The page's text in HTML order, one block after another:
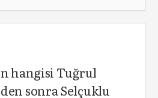
hangisi Tuğrul
sonra Selçuklu